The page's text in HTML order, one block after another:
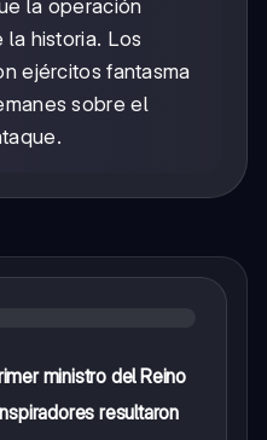
la operación
la historia. Los
ejércitos fantasma
sobre el
ministro del Reino
resultaron